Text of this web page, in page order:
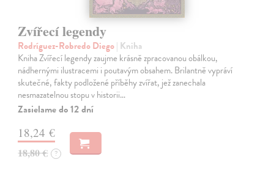
Zvířecí legendy
Rodríguez-Robredo Diego| Kniha
Kniha Zvířecí legendy zaujme krásně zpracovanou obálkou,
nádhernými ilustracemi i poutavým obsahem. Brilantně vypráví
skutečné, fakty podložené příběhy zvířat, jež zanechala
nesmazatelnou stopu v historii…
Zasielame do 12 dní
18,24 €
18,80 € ?